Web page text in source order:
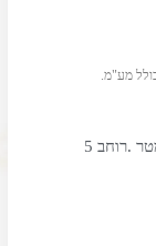
מע"מ.
חיפוי קיר מוכן לצבע גובה 1 מטר .רוחב 5